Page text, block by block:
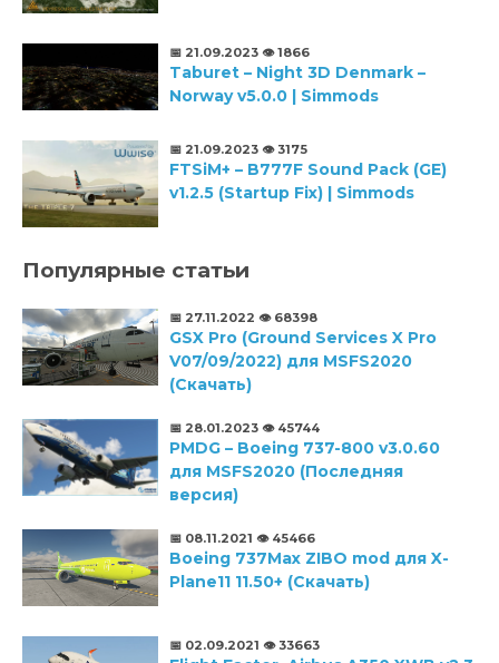
📅 21.09.2023 👁️ 1866
Taburet – Night 3D Denmark –
Norway v5.0.0 | Simmods
📅 21.09.2023 👁️ 3175
FTSiM+ – B777F Sound Pack (GE)
v1.2.5 (Startup Fix) | Simmods
Популярные статьи
📅 27.11.2022 👁️ 68398
GSX Pro (Ground Services X Pro
V07/09/2022) для MSFS2020
(Скачать)
📅 28.01.2023 👁️ 45744
PMDG – Boeing 737-800 v3.0.60
для MSFS2020 (Последняя
версия)
📅 08.11.2021 👁️ 45466
Boeing 737Max ZIBO mod для X-
Plane11 11.50+ (Скачать)
📅 02.09.2021 👁️ 33663